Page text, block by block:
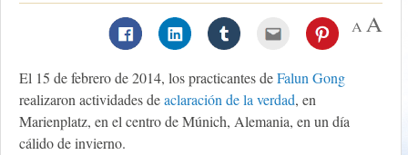
El 15 de febrero de 2014, los practicantes deFalun Gong
realizaron actividades deaclaración de la verdad, en
Marienplatz, en el centro de Múnich, Alemania, en un día
cálido de invierno.